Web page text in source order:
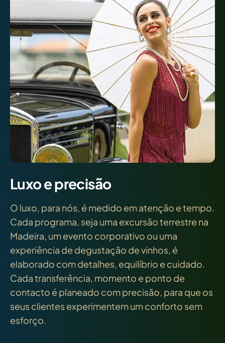
Luxo e precisão
O luxo, para nós, é medido em atenção e tempo.
Cada programa, seja uma excursão terrestre na
Madeira, um evento corporativo ou uma
experiência de degustação de vinhos, é
elaborado com detalhes, equilíbrio e cuidado.
Cada transferência, momento e ponto de
contacto é planeado com precisão, para que os
seus clientes experimentem um conforto sem
esforço.